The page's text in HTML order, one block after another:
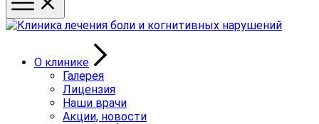
О клинике
Галерея
Лицензия
Наши врачи
Акции, новости